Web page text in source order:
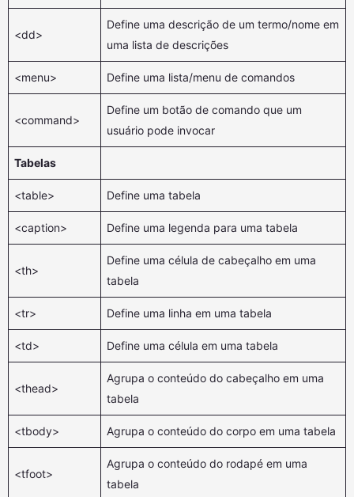
<dd>
Define uma descrição de um termo/nome em
uma lista de descrições
<menu> Define uma lista/menu de comandos
<command>
Define um botão de comando que um
usuário pode invocar
Tabelas
<table> Define uma tabela
<caption> Define uma legenda para uma tabela
<th>
Define uma célula de cabeçalho em uma
tabela
<tr> Define uma linha em uma tabela
<td> Define uma célula em uma tabela
<thead>
Agrupa o conteúdo do cabeçalho em uma
tabela
<tbody> Agrupa o conteúdo do corpo em uma tabela
<tfoot>
Agrupa o conteúdo do rodapé em uma
tabela